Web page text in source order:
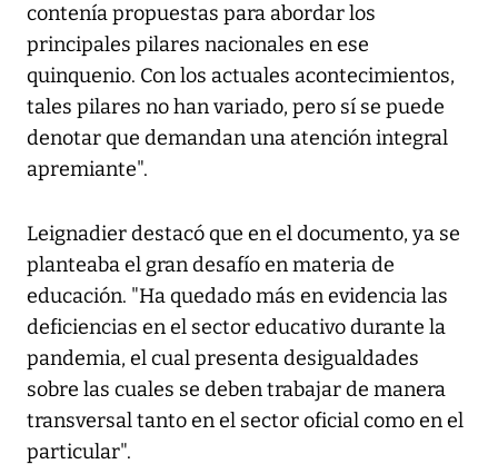
contenía propuestas para abordar los
principales pilares nacionales en ese
quinquenio. Con los actuales acontecimientos,
tales pilares no han variado, pero sí se puede
denotar que demandan una atención integral
apremiante".
Leignadier destacó que en el documento, ya se
planteaba el gran desafío en materia de
educación. "Ha quedado más en evidencia las
deficiencias en el sector educativo durante la
pandemia, el cual presenta desigualdades
sobre las cuales se deben trabajar de manera
transversal tanto en el sector oficial como en el
particular".